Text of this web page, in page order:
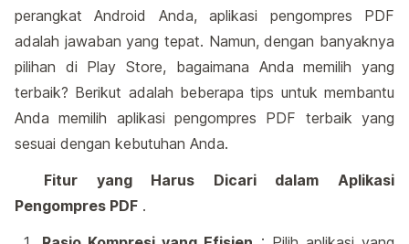
perangkat Android Anda, aplikasi pengompres PDF
adalah jawaban yang tepat. Namun, dengan banyaknya
pilihan di Play Store, bagaimana Anda memilih yang
terbaik? Berikut adalah beberapa tips untuk membantu
Anda memilih aplikasi pengompres PDF terbaik yang
sesuai dengan kebutuhan Anda.
Fitur yang Harus Dicari dalam Aplikasi
Pengompres PDF .